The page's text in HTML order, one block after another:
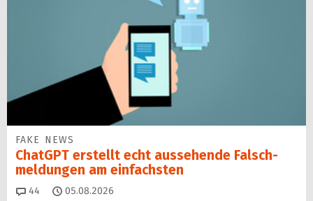
FAKE NEWS
ChatGPT erstellt echt aussehende Falsch­
mel­dungen am einfachsten
44 Kommentare
05.08.2026